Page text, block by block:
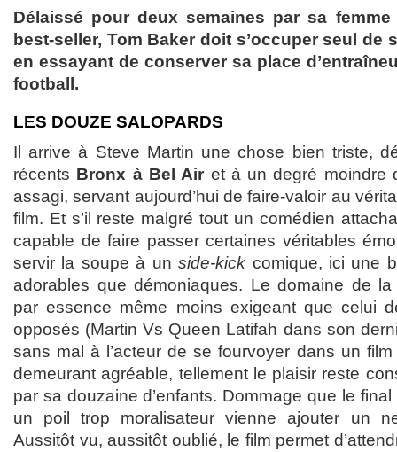
Délaissé pour deux semaines par sa
best-seller, Tom Baker doit s’occuper seul de
en essayant de conserver sa place
football.
LES DOUZE SALOPARDS
Il arrive à Steve Martin une chose bien triste,
récents Bronx à Bel Air et à un degré moindre
assagi, servant aujourd’hui de faire-valoir au
film. Et s’il reste malgré tout un comédien
capable de faire passer certaines véritables
servir la soupe à unside-kick comique, ici une
adorables que démoniaques. Le domaine de
par essence même moins exigeant que celui
opposés (Martin Vs Queen Latifah dans son
sans mal à l’acteur de se fourvoyer dans un
demeurant agréable, tellement le plaisir reste
par sa douzaine d’enfants. Dommage que le
un poil trop moralisateur vienne ajouter un
Aussitôt vu, aussitôt oublié, le film permet